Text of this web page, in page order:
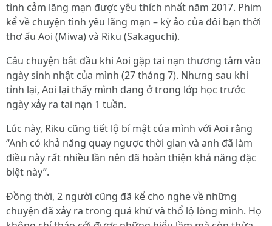
tình cảm lãng mạn được yêu thích nhất năm 2017. Phim
kể về chuyện tình yêu lãng mạn – kỳ ảo của đôi bạn thời
thơ ấu Aoi (Miwa) và Riku (Sakaguchi).
Câu chuyện bắt đầu khi Aoi gặp tai nạn thương tâm vào
ngày sinh nhật của mình (27 tháng 7). Nhưng sau khi
tỉnh lại, Aoi lại thấy mình đang ở trong lớp học trước
ngày xảy ra tai nạn 1 tuần.
Lúc này, Riku cũng tiết lộ bí mật của mình với Aoi rằng
“Anh có khả năng quay ngược thời gian và anh đã làm
điều này rất nhiều lần nên đã hoàn thiện khả năng đặc
biệt này”.
Đồng thời, 2 người cũng đã kể cho nghe về những
chuyện đã xảy ra trong quá khứ và thổ lộ lòng mình. Họ